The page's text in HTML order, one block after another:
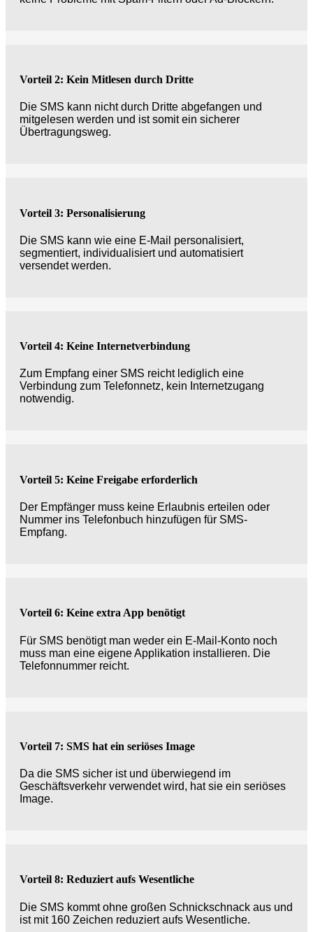
Vorteil 2: Kein Mitlesen durch Dritte
Die SMS kann nicht durch Dritte abgefangen und
mitgelesen werden und ist somit ein sicherer
Übertragungsweg.
Vorteil 3: Personalisierung
Die SMS kann wie eine E-Mail personalisiert,
segmentiert, individualisiert und automatisiert
versendet werden.
Vorteil 4: Keine Internetverbindung
Zum Empfang einer SMS reicht lediglich eine
Verbindung zum Telefonnetz, kein Internetzugang
notwendig.
Vorteil 5: Keine Freigabe erforderlich
Der Empfänger muss keine Erlaubnis erteilen oder
Nummer ins Telefonbuch hinzufügen für SMS-
Empfang.
Vorteil 6: Keine extra App benötigt
Für SMS benötigt man weder ein E-Mail-Konto noch
muss man eine eigene Applikation installieren. Die
Telefonnummer reicht.
Vorteil 7: SMS hat ein seriöses Image
Da die SMS sicher ist und überwiegend im
Geschäftsverkehr verwendet wird, hat sie ein seriöses
Image.
Vorteil 8: Reduziert aufs Wesentliche
Die SMS kommt ohne großen Schnickschnack aus und
ist mit 160 Zeichen reduziert aufs Wesentliche.